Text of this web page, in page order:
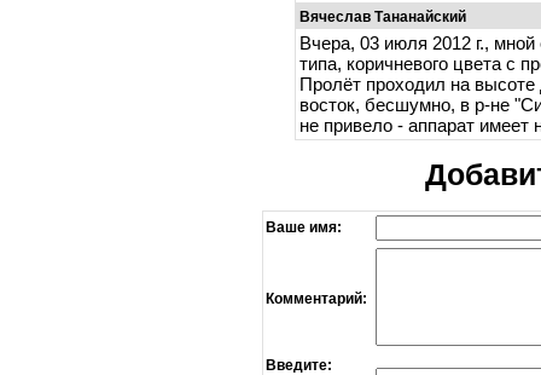
Вячеслав Тананайский
Вчера, 03 июля 2012 г.,
типа, коричневого цвета с
Пролёт проходил на высоте
восток, бесшумно, в р-не
не привело - аппарат имеет
Ваше имя:
Комментарий:
Введите: